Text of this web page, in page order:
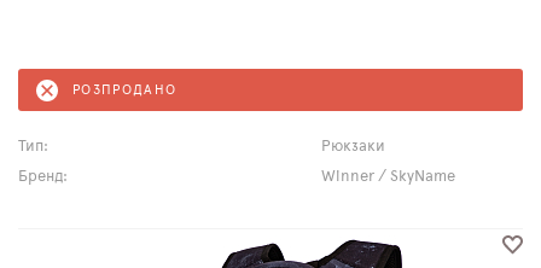
РОЗПРОДАНО
Тип:
Рюкзаки
Бренд:
Winner / SkyName